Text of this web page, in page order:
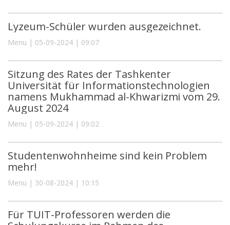
Lyzeum-Schüler wurden ausgezeichnet.
Menu | 05-09-2024 | 09:07
Sitzung des Rates der Tashkenter
Universität für Informationstechnologien
namens Mukhammad al-Khwarizmi vom 29.
August 2024
Menu | 05-09-2024 | 09:02
Studentenwohnheime sind kein Problem
mehr!
Menu | 30-08-2024 | 10:15
Für TUIT-Professoren werden die